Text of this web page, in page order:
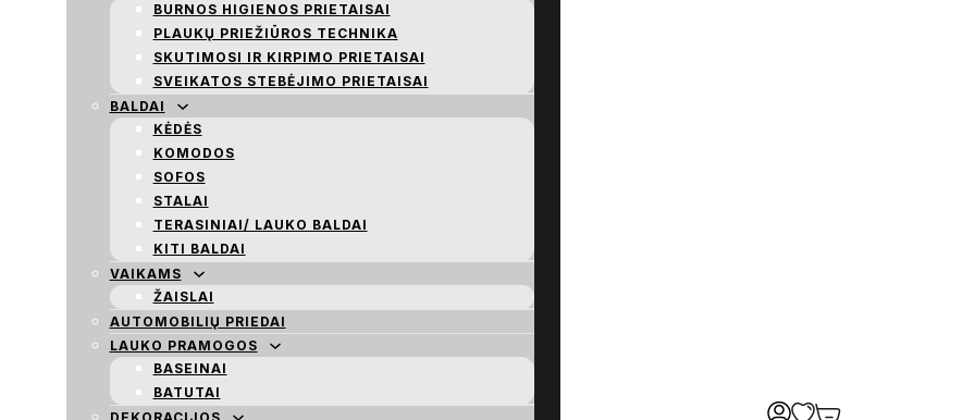
BURNOS HIGIENOS PRIETAISAI
PLAUKŲ PRIEŽIŪROS TECHNIKA
SKUTIMOSI IR KIRPIMO PRIETAISAI
SVEIKATOS STEBĖJIMO PRIETAISAI
BALDAI
KĖDĖS
KOMODOS
SOFOS
STALAI
TERASINIAI/ LAUKO BALDAI
KITI BALDAI
VAIKAMS
ŽAISLAI
AUTOMOBILIŲ PRIEDAI
LAUKO PRAMOGOS
BASEINAI
BATUTAI